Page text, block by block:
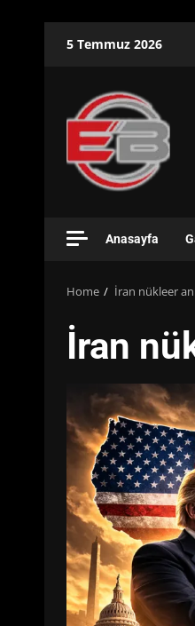
5 Temmuz 2026
Anasayfa
Home İran nükleer
İran